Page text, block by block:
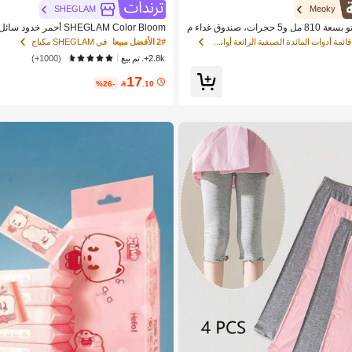
Meoky
Meoky صندوق بينتو بسعة 810 مل و5 حجرات، صندوق غداء م
تخزين طعام مقسمة بشكل مريح لتحضير ا
مناسب للمدرسة والمكتب والسفر
في قائمة أدوات المائدة الصيفية الرائعة أواني الطعا
SHEGLAM
ve Cake حمره بلشر ماركة تجميل ومكياج للنساء والفتيات
2# الأفضل مبيعا
في SHEGLAM مكياج
2.8k+. تم بيع
(1000+)
17 .10
%26-